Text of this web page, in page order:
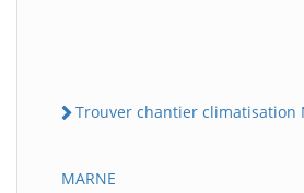
Trouver chantier climatisation
MARNE